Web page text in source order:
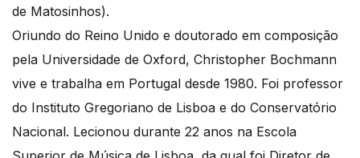
de Matosinhos).
Oriundo do Reino Unido e doutorado em composição
pela Universidade de Oxford, Christopher Bochmann
vive e trabalha em Portugal desde 1980. Foi professor
do Instituto Gregoriano de Lisboa e do Conservatório
Nacional. Lecionou durante 22 anos na Escola